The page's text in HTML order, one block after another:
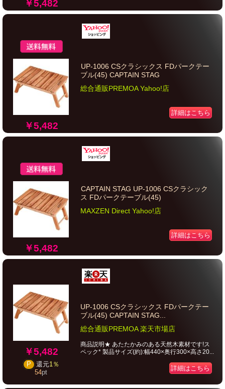
￥5,482
￥5,482
UP-1006 CSクラシックス FDパークテー
ブル(45) CAPTAIN STAG
総合通販PREMOA Yahoo!店
詳細はこちら
￥5,482
CAPTAIN STAG UP-1006 CSクラシック
ス FDパークテーブル(45)
MAXZEN Direct Yahoo!店
詳細はこちら
￥5,482
P 還元1％
54pt
UP-1006 CSクラシックス FDパークテー
ブル(45) CAPTAIN STAG...
総合通販PREMOA 楽天市場店
商品説明★ あたたかみのある天然木素材です!ス
ペック* 製品サイズ(約):幅440×奥行300×高さ20...
詳細はこちら